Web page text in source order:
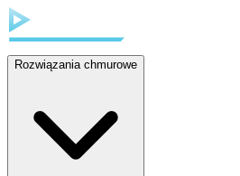
Rozwiązania chmurowe